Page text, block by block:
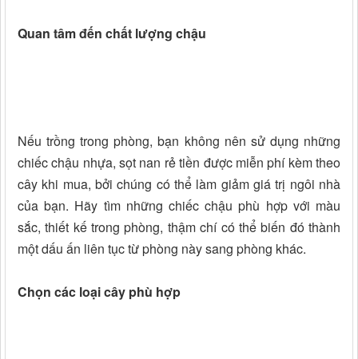
Quan tâm đến chất lượng chậu
Nếu trồng trong phòng, bạn không nên sử dụng những
chiếc chậu nhựa, sọt nan rẻ tiền được miễn phí kèm theo
cây khi mua, bởi chúng có thể làm giảm giá trị ngôi nhà
của bạn. Hãy tìm những chiếc chậu phù hợp với màu
sắc, thiết kế trong phòng, thậm chí có thể biến đó thành
một dấu ấn liên tục từ phòng này sang phòng khác.
Chọn các loại cây phù hợp